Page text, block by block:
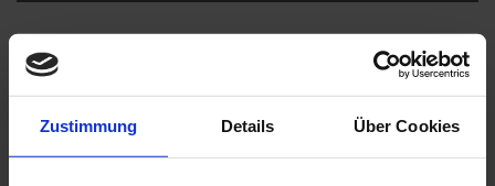
Zustimmung Details Über Cookies
SUPERIOR APARTMENT 6 PERSONS